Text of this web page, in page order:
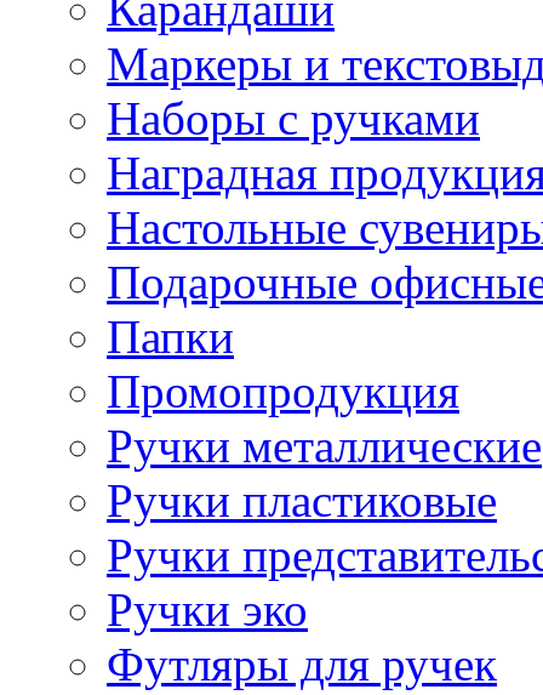
Маркеры и
Наборы с ручками
Наградная
Настольные
Подарочные
Папки
Промопродукция
Ручки металлические
Ручки пластиковые
Ручки
Ручки эко
Футляры для ручек